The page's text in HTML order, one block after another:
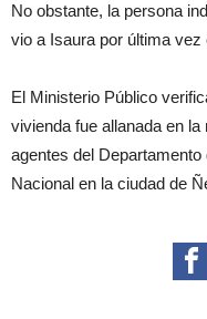
No obstante, la persona
vio a Isaura por última vez
El Ministerio Público
vivienda fue allanada en
agentes del
Nacional en la ciudad de